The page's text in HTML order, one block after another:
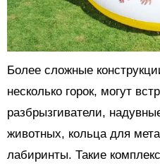
Более сложные
несколько горок, могут
разбрызгиватели,
животных, кольца для
лабиринты. Такие